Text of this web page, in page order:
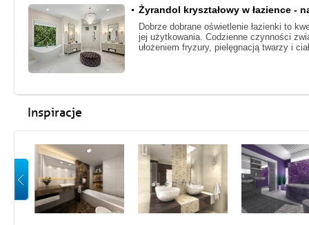
Żyrandol kryształowy w łazience -
Dobrze dobrane oświetlenie łazienki to
jej użytkowania. Codzienne czynności
ułożeniem fryzury, pielęgnacją twarzy i
Inspiracje